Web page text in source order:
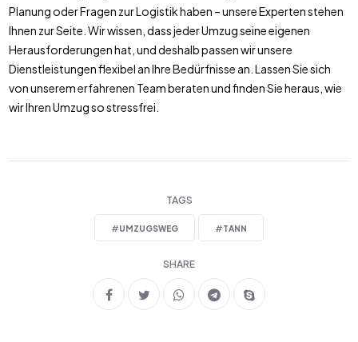
Planung oder Fragen zur Logistik haben – unsere Experten stehen
Ihnen zur Seite. Wir wissen, dass jeder Umzug seine eigenen
Herausforderungen hat, und deshalb passen wir unsere
Dienstleistungen flexibel an Ihre Bedürfnisse an. Lassen Sie sich
von unserem erfahrenen Team beraten und finden Sie heraus, wie
wir Ihren Umzug so stressfrei.
TAGS
#UMZUGSWEG #TANN
SHARE